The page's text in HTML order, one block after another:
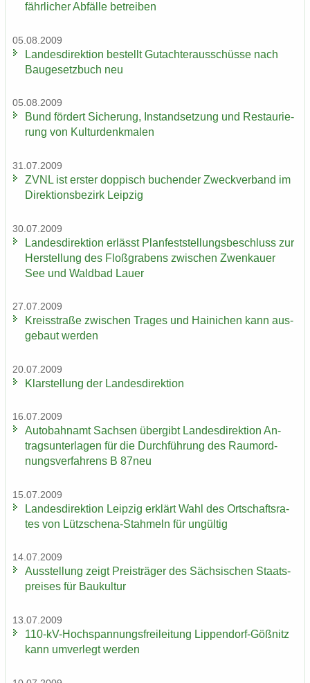
fähr­li­cher Ab­fäl­le be­trei­ben
05.08.2009
Lan­des­di­rek­ti­on be­stellt Gut­ach­ter­aus­schüs­se nach
Bau­ge­setz­buch neu
05.08.2009
Bund för­dert Si­che­rung, In­stand­set­zung und Re­stau­rie­
rung von Kul­tur­denk­ma­len
31.07.2009
ZVNL ist ers­ter dop­pisch bu­chen­der Zweck­ver­band im
Di­rek­ti­ons­be­zirk Leip­zig
30.07.2009
Lan­des­di­rek­ti­on er­lässt Plan­fest­stel­lungs­be­schluss zur
Her­stel­lung des Floß­gra­bens zwi­schen Zwenkau­er
See und Wald­bad Lauer
27.07.2009
Kreis­stra­ße zwi­schen Tra­ges und Hai­ni­chen kann aus­
ge­baut wer­den
20.07.2009
Klar­stel­lung der Lan­des­di­rek­ti­on
16.07.2009
Au­to­bahn­amt Sach­sen über­gibt Lan­des­di­rek­ti­on An­
trags­un­ter­la­gen für die Durch­füh­rung des Raum­ord­
nungs­ver­fah­rens B 87neu
15.07.2009
Lan­des­di­rek­ti­on Leip­zig er­klärt Wahl des Ort­schafts­ra­
tes von Lützschena-​Stahmeln für un­gül­tig
14.07.2009
Aus­stel­lung zeigt Preis­trä­ger des Säch­si­schen Staats­
prei­ses für Bau­kul­tur
13.07.2009
110-​kV-Hochspannungsfreileitung Lippendorf-​Gößnitz
kann um­ver­legt wer­den